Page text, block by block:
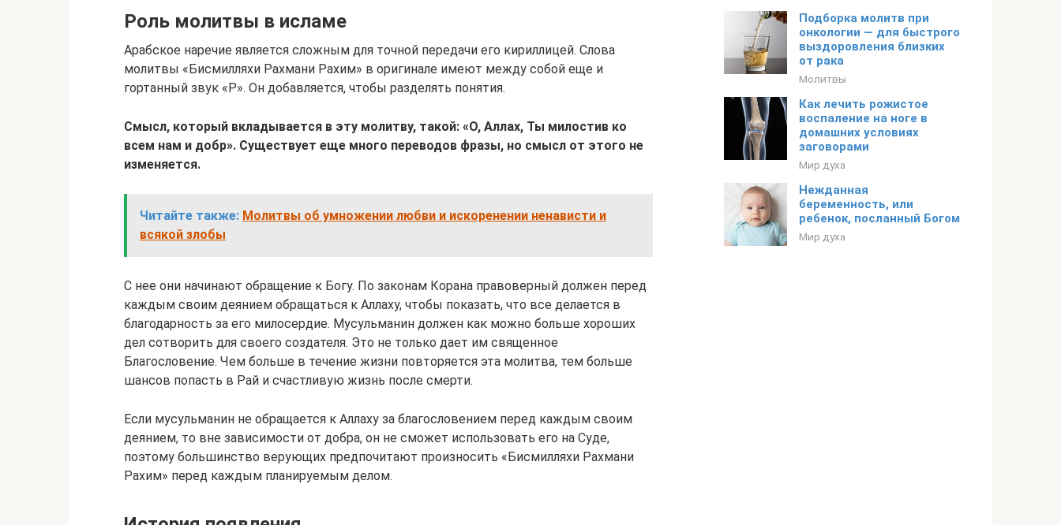
Роль молитвы в исламе
Арабское наречие является сложным для точной передачи его кириллицей. Слова
молитвы «Бисмилляхи Рахмани Рахим» в оригинале имеют между собой еще и
гортанный звук «Р». Он добавляется, чтобы разделять понятия.
Смысл, который вкладывается в эту молитву, такой: «О, Аллах, Ты милостив ко
всем нам и добр». Существует еще много переводов фразы, но смысл от этого не
изменяется.
Читайте также: Молитвы об умножении любви и искоренении ненависти и
всякой злобы
С нее они начинают обращение к Богу. По законам Корана правоверный должен перед
каждым своим деянием обращаться к Аллаху, чтобы показать, что все делается в
благодарность за его милосердие. Мусульманин должен как можно больше хороших
дел сотворить для своего создателя. Это не только дает им священное
Благословение. Чем больше в течение жизни повторяется эта молитва, тем больше
шансов попасть в Рай и счастливую жизнь после смерти.
Если мусульманин не обращается к Аллаху за благословением перед каждым своим
деянием, то вне зависимости от добра, он не сможет использовать его на Суде,
поэтому большинство верующих предпочитают произносить «Бисмилляхи Рахмани
Рахим» перед каждым планируемым делом.
Подборка молитв при
онкологии — для быстрого
выздоровления близких
от рака
Молитвы
Как лечить рожистое
воспаление на ноге в
домашних условиях
заговорами
Мир духа
Нежданная
беременность, или
ребенок, посланный Богом
Мир духа